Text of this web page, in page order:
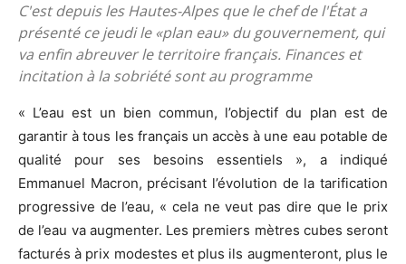
C'est depuis les Hautes-Alpes que le chef de l'État a
présenté ce jeudi le «plan eau» du gouvernement, qui
va enfin abreuver le territoire français. Finances et
incitation à la sobriété sont au programme
« L’eau est un bien commun, l’objectif du plan est de
garantir à tous les français un accès à une eau potable de
qualité pour ses besoins essentiels », a indiqué
Emmanuel Macron, précisant l’évolution de la tarification
progressive de l’eau, « cela ne veut pas dire que le prix
de l’eau va augmenter. Les premiers mètres cubes seront
facturés à prix modestes et plus ils augmenteront, plus le